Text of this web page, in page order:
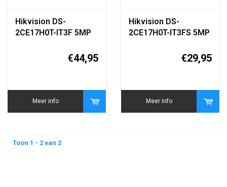
Hikvision DS-
2CE17H0T-IT3F 5MP
€44,95
Meer info
Hikvision DS-
2CE17H0T-IT3FS 5MP
€29,95
Meer info
Toon 1 - 2 van 2